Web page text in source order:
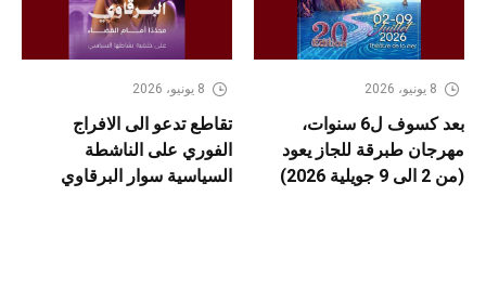
8 يونيو، 2026
بعد كسوف ل6 سنوات،
مهرجان طبرقة للجاز يعود
(من 2 الى 9 جويلية 2026)
8 يونيو، 2026
تقاطع تدعو الى الافراج
الفوري على الناشطة
السياسية سوار البرقاوي